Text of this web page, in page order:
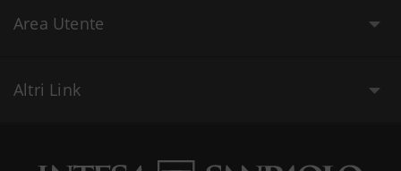
Area Utente
Altri Link